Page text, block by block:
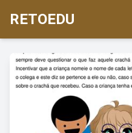
RETOEDU